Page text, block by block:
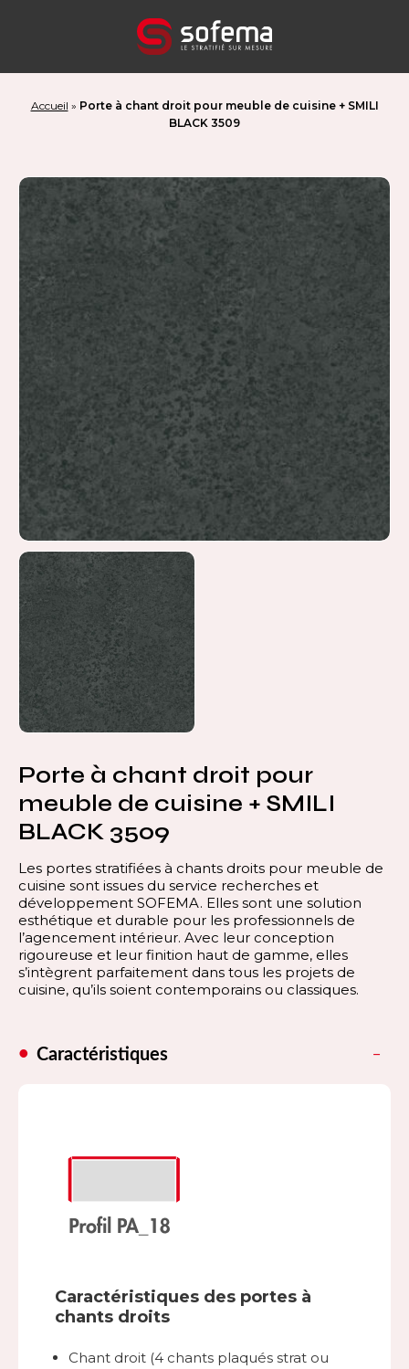
Accueil » Porte à chant droit pour meuble de cuisine + SMILI
BLACK 3509
Porte à chant droit pour
meuble de cuisine + SMILI
BLACK 3509
Les portes stratifiées à chants droits pour meuble de
cuisine sont issues du service recherches et
développement SOFEMA. Elles sont une solution
esthétique et durable pour les professionnels de
l’agencement intérieur. Avec leur conception
rigoureuse et leur finition haut de gamme, elles
s’intègrent parfaitement dans tous les projets de
cuisine, qu’ils soient contemporains ou classiques.
Caractéristiques
Caractéristiques des portes à
chants droits
Chant droit (4 chants plaqués strat ou